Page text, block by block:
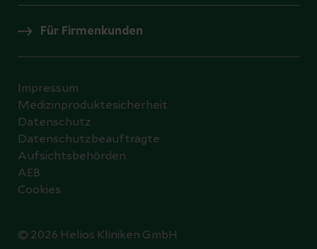
Für Firmenkunden
© 2026 Helios Kliniken GmbH
Impressum
Medizinproduktesicherheit
Datenschutz
Datenschutzbeauftragte
Aufsichtsbehörden
AEB
Cookies